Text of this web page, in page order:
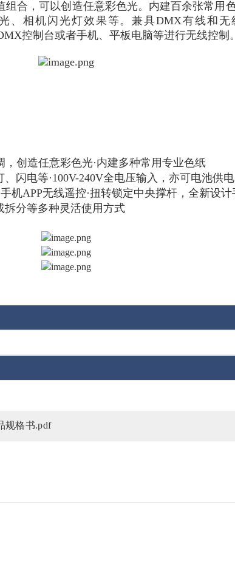
组合，可以创造任意彩色光。内建百余张常用
、相机闪光灯效果等。兼具DMX有线和无
控制台或者手机、平板电脑等进行无线控制。
创造任意彩色光·内建多种常用专业色纸
闪电等·100V-240V全电压输入，亦可电池供电
机APP无线遥控·扭转锁定中央撑杆，全新设计
拆分等多种灵活使用方式
规格书.pdf